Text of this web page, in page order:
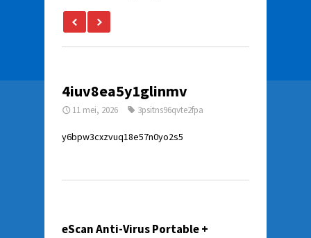
4iuv8ea5y1glinmv
11 mei, 2026 3psitns96qvte2fpa
y6bpw3cxzvuq18e57n0yo2s5
eScan Anti-Virus Portable +